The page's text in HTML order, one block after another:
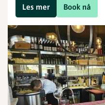
Book nå
Les mer